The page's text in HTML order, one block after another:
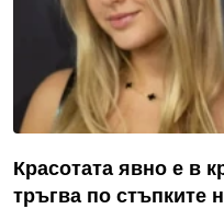
Красотата явно е в
тръгва по стъпките